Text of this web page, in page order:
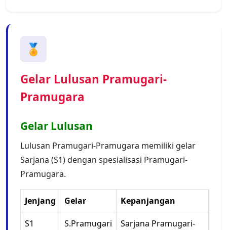
🏅
Gelar Lulusan Pramugari-
Pramugara
Gelar Lulusan
Lulusan Pramugari-Pramugara memiliki gelar
Sarjana (S1) dengan spesialisasi Pramugari-
Pramugara.
Jenjang Gelar Kepanjangan
S1 S.Pramugari Sarjana Pramugari-